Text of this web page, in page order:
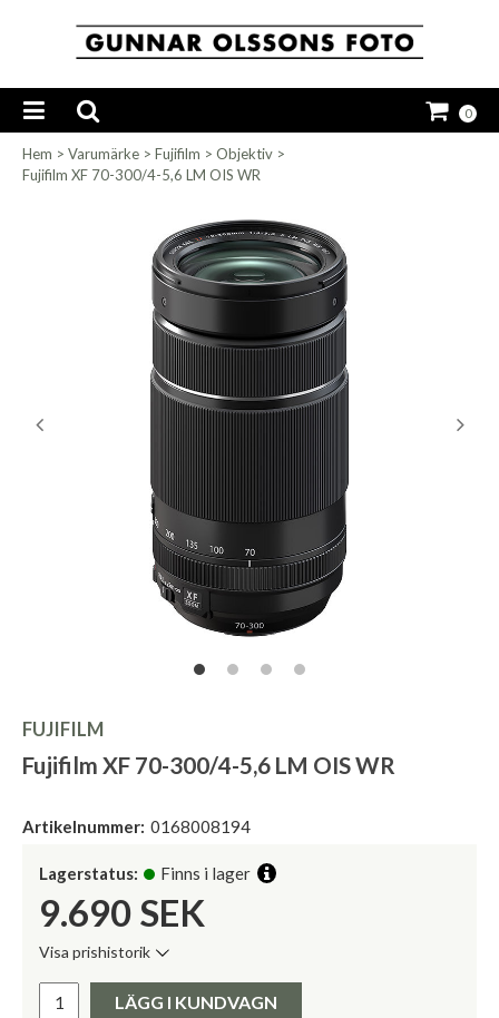
0
Hem > Varumärke > Fujifilm > Objektiv >
Fujifilm XF 70-300/4-5,6 LM OIS WR
FUJIFILM
Fujifilm XF 70-300/4-5,6 LM OIS WR
Artikelnummer: 0168008194
Lagerstatus: Finns i lager
9.690 SEK
Visa prishistorik
Pris:
LÄGG I KUNDVAGN